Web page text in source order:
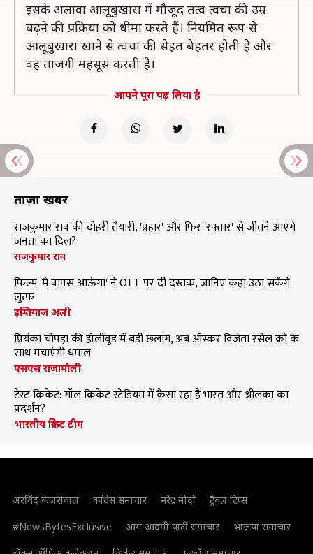
इसके अलावा आलूबुखारा में मौजूद तत्व त्वचा की उम्र
बढ़ने की प्रक्रिया को धीमा करते हैं। नियमित रूप से
आलूबुखारा खाने से त्वचा की सेहत बेहतर होती है और
वह ताजगी महसूस करती है।
आपने पूरा पढ़ लिया है
ताज़ा खबरें
राजकुमार राव की दोहरी तैयारी, 'प्रहार' और फिर 'रफ्तार' से जीतने आएंगे
जनता का दिल?
राजकुमार राव
फिल्म 'मैं वापस आऊंगा' ने OTT पर दी दस्तक, जानिए कहां उठा सकेंगे
लुत्फ
इम्तियाज अली
प्रियंका चोपड़ा की हॉलीवुड में बड़ी छलांग, अब ऑस्कर विजेता रसेल क्रो के
साथ मचाएंगी धमाल
एसएस राजामौली
टेस्ट क्रिकेट: गॉल क्रिकेट स्टेडियम में कैसा रहा है भारत और श्रीलंका का
प्रदर्शन?
भारतीय क्रिकेट टीम
अरविंद केजरीवाल कांग्रेस समाचार नरेंद्र मोदी
ट्रैवल टिप्स
#NewsBytesExclusive
आम आदमी पार्टी समाचार
भाजपा समाचार